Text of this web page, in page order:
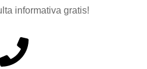
informativa gratis!